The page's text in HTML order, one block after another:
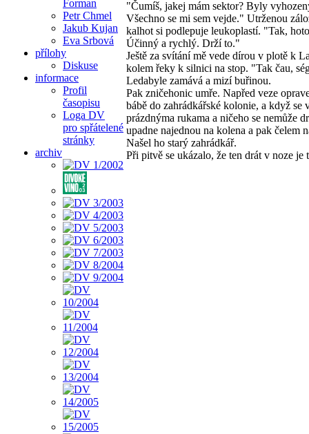
Forman
Petr Chmel
Jakub Kujan
Eva Srbová
přílohy
Diskuse
informace
Profil
časopisu
Loga DV
pro spřátelené
stránky
archiv
"Čumíš, jakej mám sektor? Byly
Všechno se mi sem vejde." Utrženou
kalhot si podlepuje leukoplastí. "Tak,
Účinný a rychlý. Drží to."
Ještě za svítání mě vede dírou v plotě k
kolem řeky k silnici na stop. "Tak čau,
Ledabyle zamává a mizí buřinou.
Pak zničehonic umře. Napřed veze
bábě do zahrádkářské kolonie, a když se
prázdnýma rukama a ničeho se nemůže
upadne najednou na kolena a pak čelem
Našel ho starý zahrádkář.
Při pitvě se ukázalo, že ten drát v noze je